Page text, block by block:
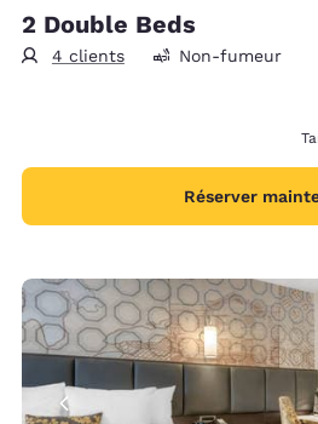
2 Double Beds
4 clients Non-fumeur
Réserver